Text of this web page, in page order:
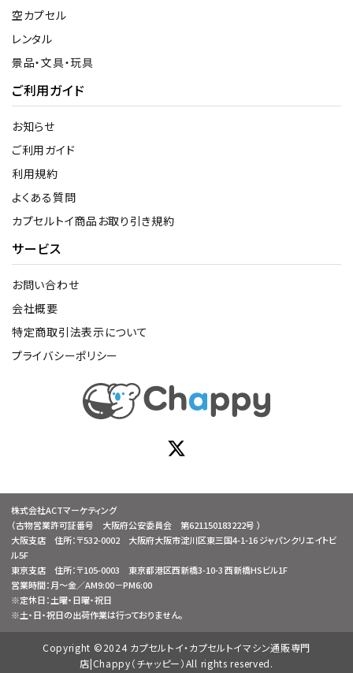
空カプセル
レンタル
景品・文具・玩具
ご利用ガイド
お知らせ
ご利用ガイド
利用規約
よくある質問
カプセルトイ商品お取り引き規約
サービス
お問い合わせ
会社概要
特定商取引法表示について
プライバシーポリシー
株式会社ACTマーケティング
（古物営業許可証番号 大阪府公安委員会 第621150183222号 ）
大阪支店 住所：〒532-0002 大阪府大阪市淀川区東三国4-1-16 ジャパンクリエイトビ
ル5F
東京支店 住所：〒105-0003 東京都港区西新橋3-10-3 西新橋HSビル1F
営業時間：月～金／AM9:00－PM6:00
※定休日：土曜・日曜・祝日
※土・日・祝日の出荷作業は行っておりません。
Copyright ©2024 カプセルトイ・カプセルトイマシン通販専門
店|Chappy（チャッピー）All rights reserved.